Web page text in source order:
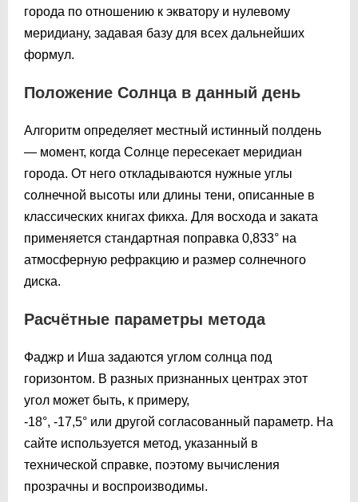
города по отношению к экватору и нулевому
меридиану, задавая базу для всех дальнейших
формул.
Положение Солнца в данный день
Алгоритм определяет местный истинный полдень
— момент, когда Солнце пересекает меридиан
города. От него откладываются нужные углы
солнечной высоты или длины тени, описанные в
классических книгах фикха. Для восхода и заката
применяется стандартная поправка 0,833° на
атмосферную рефракцию и размер солнечного
диска.
Расчётные параметры метода
Фаджр и Иша задаются углом солнца под
горизонтом. В разных признанных центрах этот
угол может быть, к примеру,
-18°, ‑17,5° или другой согласованный параметр. На
сайте используется метод, указанный в
технической справке, поэтому вычисления
прозрачны и воспроизводимы.